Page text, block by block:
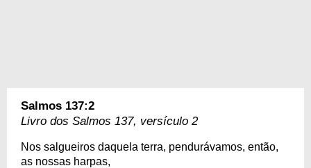
Salmos 137:2
Livro dos Salmos 137, versículo 2
Nos salgueiros daquela terra, pendurávamos, então,
as nossas harpas,